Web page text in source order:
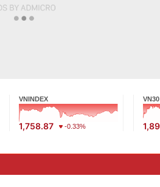
VNINDEX
1,758.87 -0.33%
VN30